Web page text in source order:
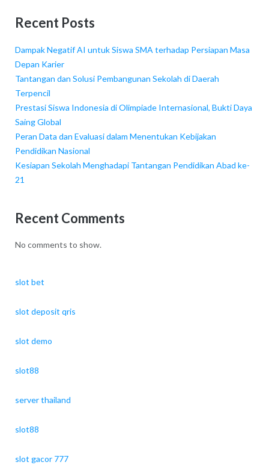
Recent Posts
Dampak Negatif AI untuk Siswa SMA terhadap Persiapan Masa
Depan Karier
Tantangan dan Solusi Pembangunan Sekolah di Daerah
Terpencil
Prestasi Siswa Indonesia di Olimpiade Internasional, Bukti Daya
Saing Global
Peran Data dan Evaluasi dalam Menentukan Kebijakan
Pendidikan Nasional
Kesiapan Sekolah Menghadapi Tantangan Pendidikan Abad ke-
21
Recent Comments
No comments to show.
slot bet
slot deposit qris
slot demo
slot88
server thailand
slot88
slot gacor 777